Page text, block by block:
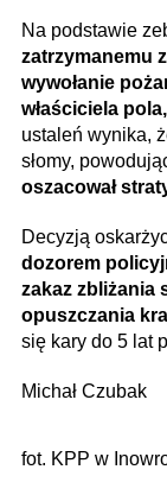
Na podstawie
zatrzymanemu
wywołanie
właściciela
ustaleń wynika,
słomy,
oszacował
Decyzją
dozorem
zakaz zbliżania
opuszczania
się kary do 5 lat
Michał Czubak
fot. KPP w